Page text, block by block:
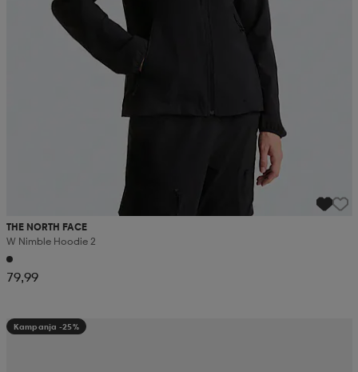
THE NORTH FACE
W Nimble Hoodie 2
79,99
Kampanja -25%